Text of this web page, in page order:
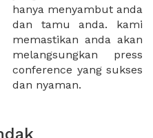
dan nyaman.